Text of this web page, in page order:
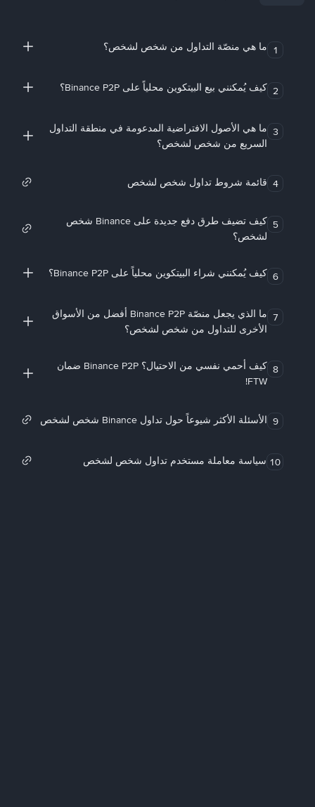
1 ما هي منصّة التداول من شخص لشخص؟
2 كيف يُمكنني بيع البيتكوين محلياً على Binance P2P؟
3 ما هي الأصول الافتراضية المدعومة في منطقة التداول
السريع من شخص لشخص؟
4 قائمة شروط تداول شخص لشخص
5
كيف تضيف طرق دفع جديدة على Binance شخص
لشخص؟
6 كيف يُمكنني شراء البيتكوين محلياً على Binance P2P؟
7
ما الذي يجعل منصّة Binance P2P أفضل من الأسواق
الأخرى للتداول من شخص لشخص؟
8
كيف أحمي نفسي من الاحتيال؟ Binance P2P ضمان
FTW!
9 الأسئلة الأكثر شيوعاً حول تداول Binance شخص لشخص
10 سياسة معاملة مستخدم تداول شخص لشخص